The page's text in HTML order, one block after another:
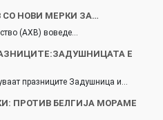
НОВИ МЕРКИ ЗА…
(АХВ) воведе…
Е
празниците Задушница и…
ПРОТИВ БЕЛГИЈА МОРАМЕ